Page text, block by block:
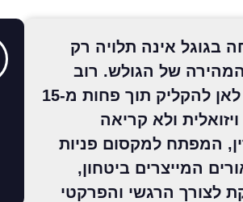
בגוגל אינה תלויה רק
של הגולש. רוב
המשתמשים מחליטים לאן להקליק תוך פחות מ-15
ולא קריאה
המפתח למקסום פניות
המייצרים ביטחון,
לצורך הרגשי והפרקטי